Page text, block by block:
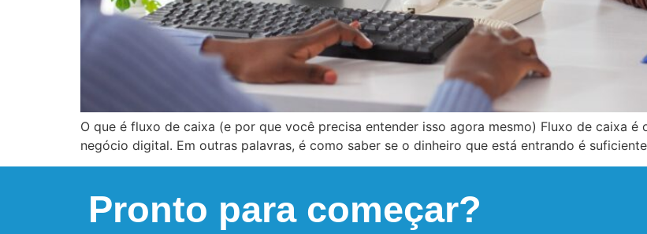
O que é fluxo de caixa (e por que você precisa entender isso agora mesmo) Fluxo de caixa
negócio digital. Em outras palavras, é como saber se o dinheiro que está entrando é
Pronto para começar?